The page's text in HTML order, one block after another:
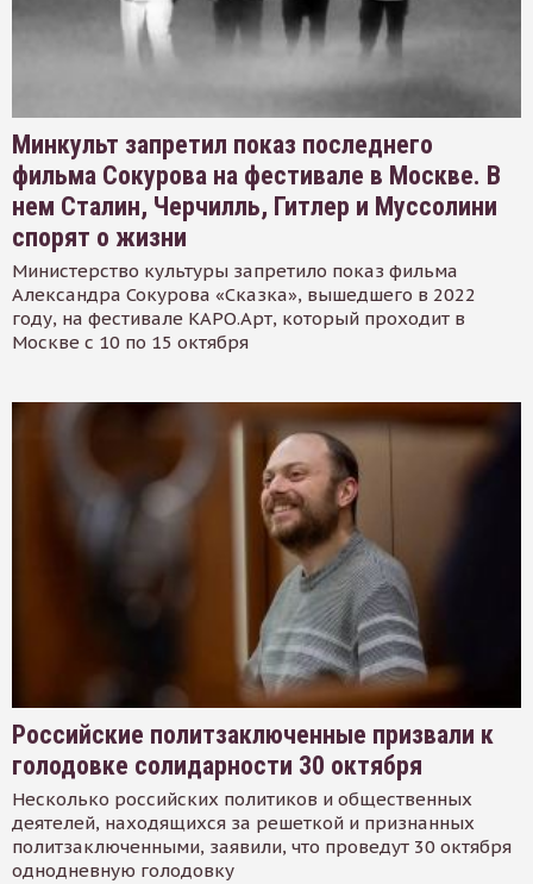
Минкульт запретил показ последнего
фильма Сокурова на фестивале в Москве. В
нем Сталин, Черчилль, Гитлер и Муссолини
спорят о жизни
Министерство культуры запретило показ фильма
Александра Сокурова «Сказка», вышедшего в 2022
году, на фестивале КАРО.Арт, который проходит в
Москве с 10 по 15 октября
Российские политзаключенные призвали к
голодовке солидарности 30 октября
Несколько российских политиков и общественных
деятелей, находящихся за решеткой и признанных
политзаключенными, заявили, что проведут 30 октября
однодневную голодовку